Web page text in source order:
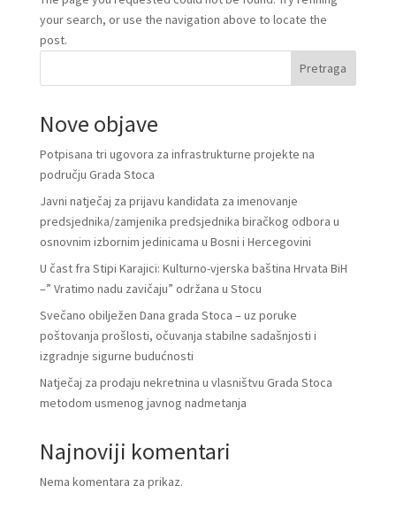
your search, or use the navigation above to locate the
post.
Pretraga
Nove objave
Potpisana tri ugovora za infrastrukturne projekte na
području Grada Stoca
Javni natječaj za prijavu kandidata za imenovanje
predsjednika/zamjenika predsjednika biračkog odbora u
osnovnim izbornim jedinicama u Bosni i Hercegovini
U čast fra Stipi Karajici: Kulturno-vjerska baština Hrvata BiH
–” Vratimo nadu zavičaju” održana u Stocu
Svečano obilježen Dana grada Stoca – uz poruke
poštovanja prošlosti, očuvanja stabilne sadašnjosti i
izgradnje sigurne budućnosti
Natječaj za prodaju nekretnina u vlasništvu Grada Stoca
metodom usmenog javnog nadmetanja
Najnoviji komentari
Nema komentara za prikaz.